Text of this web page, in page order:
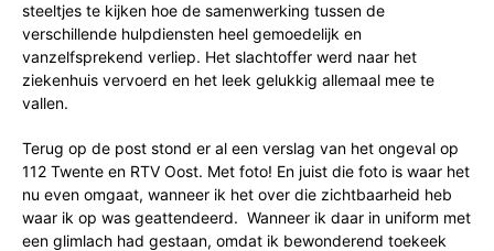
steeltjes te kijken hoe de samenwerking tussen de
verschillende hulpdiensten heel gemoedelijk en
vanzelfsprekend verliep. Het slachtoffer werd naar het
ziekenhuis vervoerd en het leek gelukkig allemaal mee te
vallen.
Terug op de post stond er al een verslag van het ongeval op
112 Twente en RTV Oost. Met foto! En juist die foto is waar het
nu even omgaat, wanneer ik het over die zichtbaarheid heb
waar ik op was geattendeerd. Wanneer ik daar in uniform met
een glimlach had gestaan, omdat ik bewonderend toekeek